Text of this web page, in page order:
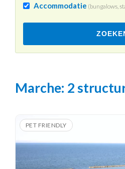
Accommodatie (bungalows,
Marche: 2
PET FRIENDLY